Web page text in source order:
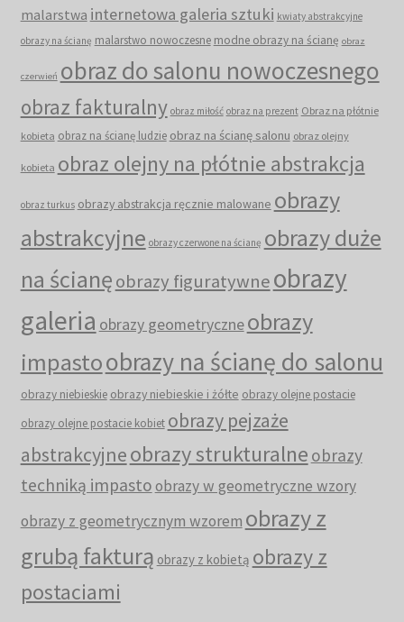
malarstwa internetowa galeria sztuki kwiaty abstrakcyjne
obrazy na ścianę malarstwo nowoczesne modne obrazy na ścianę obraz
czerwień obraz do salonu nowoczesnego
obraz fakturalny obraz miłość obraz na prezent Obraz na płótnie
kobieta obraz na ścianę ludzie obraz na ścianę salonu obraz olejny
kobieta obraz olejny na płótnie abstrakcja
obraz turkus obrazy abstrakcja ręcznie malowane obrazy
abstrakcyjne obrazy czerwone na ścianę obrazy duże
na ścianęobrazy figuratywneobrazy
galeria obrazy geometryczneobrazy
impastoobrazy na ścianę do salonu
obrazy niebieskie obrazy niebieskie i żółte obrazy olejne postacie
obrazy olejne postacie kobiet obrazy pejzaże
abstrakcyjneobrazy strukturalne obrazy
techniką impastoobrazy w geometryczne wzory
obrazy z geometrycznym wzorem obrazy z
grubą fakturą obrazy z kobietą obrazy z
postaciami